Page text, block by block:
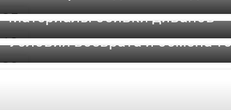
05
13
Материалы обивки диванов
30
Условия возврата и обмена